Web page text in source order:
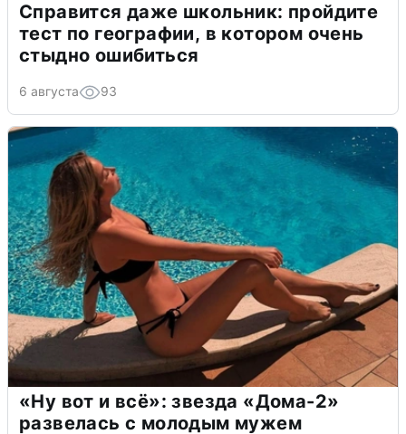
Справится даже школьник: пройдите
тест по географии, в котором очень
стыдно ошибиться
6 августа 93
«Ну вот и всё»: звезда «Дома-2»
развелась с молодым мужем